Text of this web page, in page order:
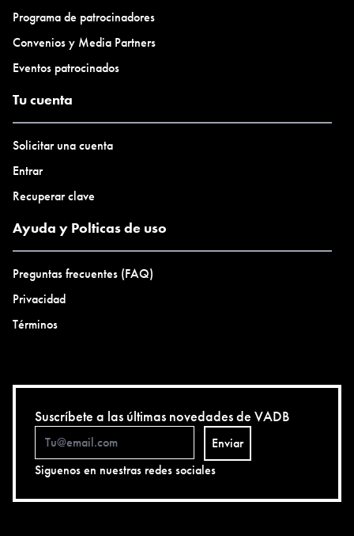
Programa de patrocinadores
Convenios y Media Partners
Eventos patrocinados
Tu cuenta
Solicitar una cuenta
Entrar
Recuperar clave
Ayuda y Polticas de uso
Preguntas frecuentes (FAQ)
Privacidad
Términos
Suscríbete a las últimas novedades de VADB
Enviar
Siguenos en nuestras redes sociales